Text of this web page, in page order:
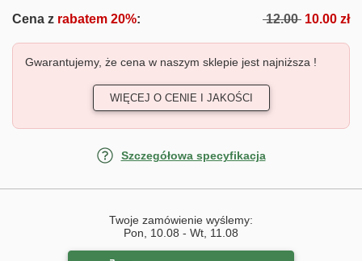
Cena z rabatem 20%: 12.00 10.00 zł
Gwarantujemy, że cena w naszym sklepie jest najniższa !
WIĘCEJ O CENIE I JAKOŚCI
Szczegółowa specyfikacja
Twoje zamówienie wyślemy:
Pon, 10.08 - Wt, 11.08